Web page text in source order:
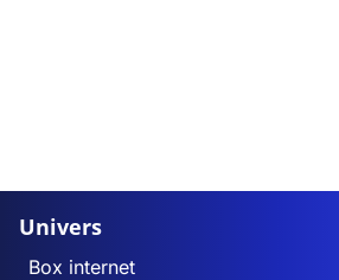
Univers
Box internet